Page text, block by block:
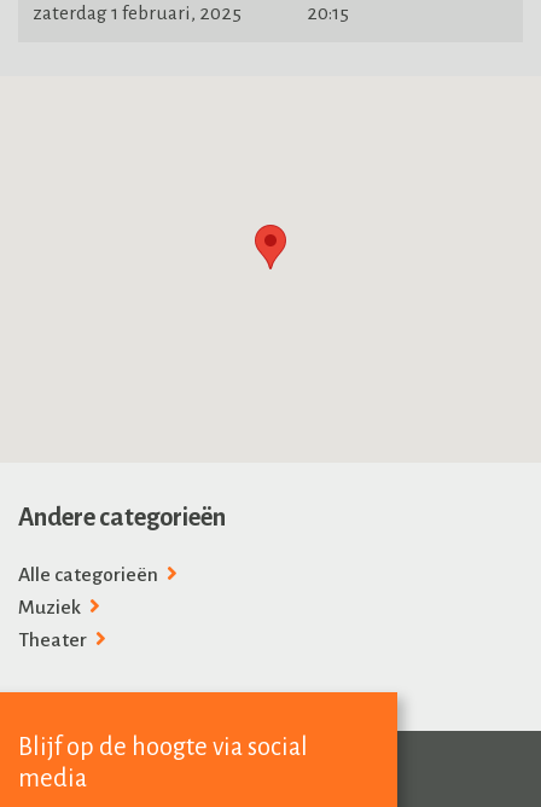
zaterdag 1 februari, 2025 20:15
Andere categorieën
Alle categorieën
Muziek
Theater
Blijf op de hoogte via social
media